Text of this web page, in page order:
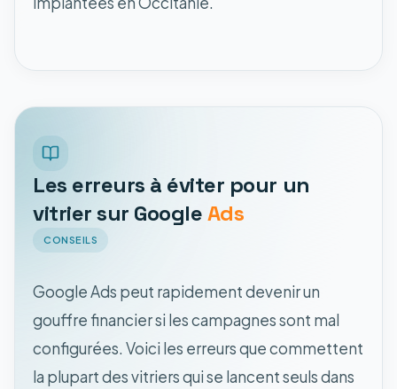
Les erreurs à éviter pour un
vitrier sur GoogleAds
CONSEILS
Google Ads peut rapidement devenir un
gouffre financier si les campagnes sont mal
configurées. Voici les erreurs que commettent
la plupart des vitriers qui se lancent seuls dans